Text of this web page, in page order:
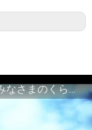
地方競馬プロモーションビデオ「みなさまのくらしのために」30秒篇｜NAR公式